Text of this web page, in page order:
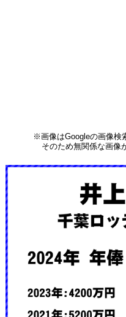
※画像はGoogleの画像検
そのため無関係な画像